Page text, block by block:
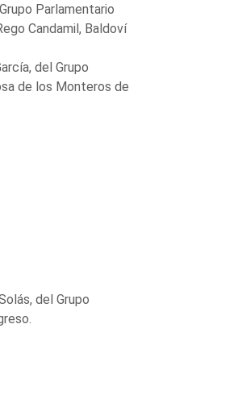
Parlamentario
Candamil, Baldoví
del Grupo
de los Monteros de
del Grupo